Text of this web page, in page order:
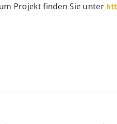
Projekt finden Sie unter